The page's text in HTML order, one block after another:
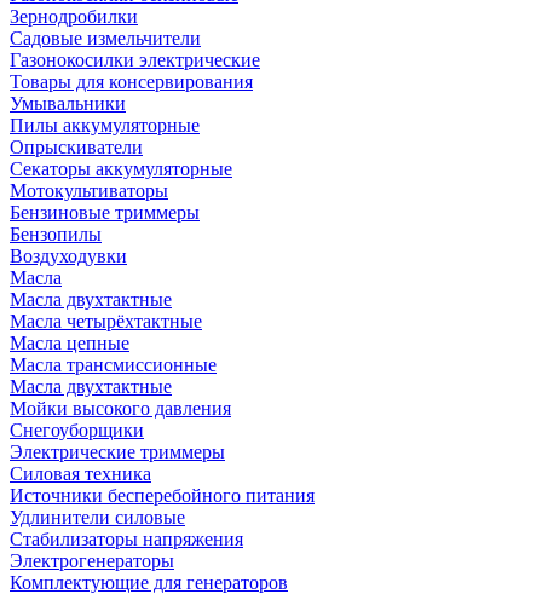
Зернодробилки
Садовые измельчители
Газонокосилки электрические
Товары для консервирования
Умывальники
Пилы аккумуляторные
Опрыскиватели
Секаторы аккумуляторные
Мотокультиваторы
Бензиновые триммеры
Бензопилы
Воздуходувки
Масла
Масла двухтактные
Масла четырёхтактные
Масла цепные
Масла трансмиссионные
Масла двухтактные
Мойки высокого давления
Снегоуборщики
Электрические триммеры
Силовая техника
Источники бесперебойного питания
Удлинители силовые
Стабилизаторы напряжения
Электрогенераторы
Комплектующие для генераторов